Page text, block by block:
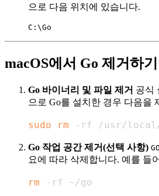
으로 다음 위치에 있습니다.
macOS에서 Go 제거하기
Go 바이너리 및 파일 제거 공식
으로 Go를 설치한 경우 다음을
sudo rm -rf /usr/
Go 작업 공간 제거(선택 사항)
요에 따라 삭제합니다. 예를 들
rm -rf ~/go